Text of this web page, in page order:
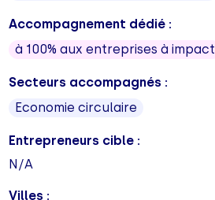
Accompagnement dédié :
à 100% aux entreprises à impact
Secteurs accompagnés :
Economie circulaire
Entrepreneurs cible :
N/A
Villes :